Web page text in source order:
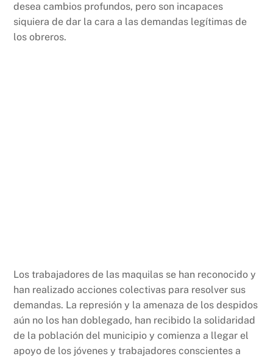
desea cambios profundos, pero son incapaces
siquiera de dar la cara a las demandas legítimas de
los obreros.
Los trabajadores de las maquilas se han reconocido y
han realizado acciones colectivas para resolver sus
demandas. La represión y la amenaza de los despidos
aún no los han doblegado, han recibido la solidaridad
de la población del municipio y comienza a llegar el
apoyo de los jóvenes y trabajadores conscientes a